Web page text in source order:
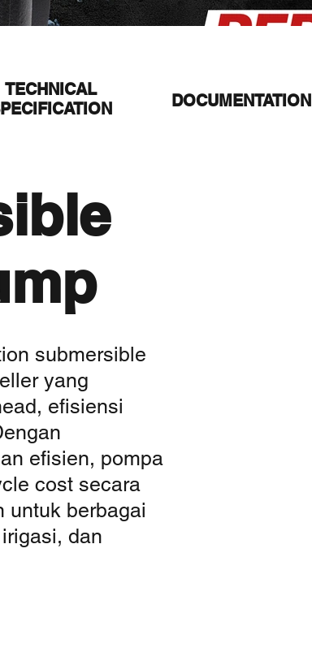
DOCUMENTATION
TECHNICAL
submersible
yang
efisiensi
efisien, pompa
cost secara
untuk berbagai
dan